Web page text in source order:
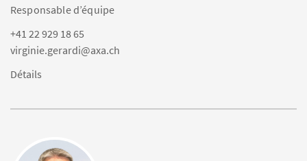
Responsable d’équipe
+41 22 929 18 65
virginie.gerardi@axa.ch
Détails